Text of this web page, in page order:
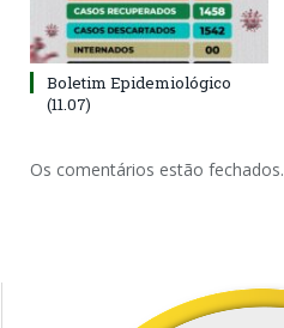
Boletim Epidemiológico
(11.07)
Os comentários estão fechados.